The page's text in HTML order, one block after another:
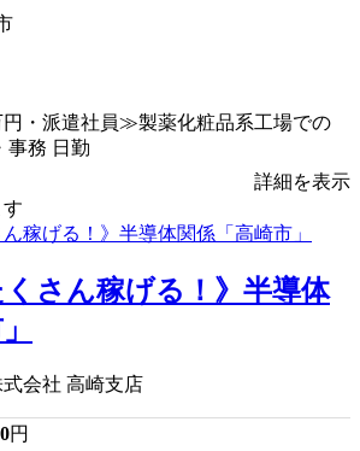
・派遣社員≫製薬化粧品系工場での
事務 日勤
詳細を表示
くさん稼げる！》半導体
会社 高崎支店
円